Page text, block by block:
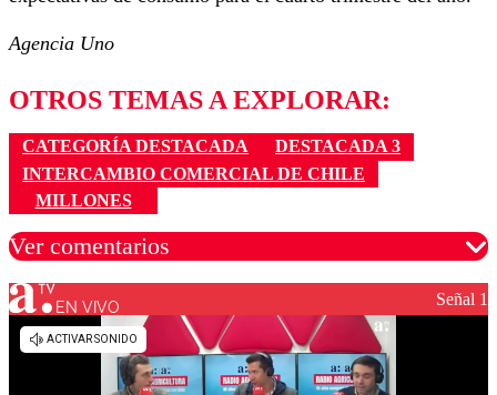
Agencia Uno
OTROS TEMAS A EXPLORAR:
CATEGORÍA DESTACADA
DESTACADA 3
INTERCAMBIO COMERCIAL DE CHILE
MILLONES
Ver comentarios
Los comentarios son moderados para garantizar un
diálogo respetuoso.
EN VIVO Señal 1